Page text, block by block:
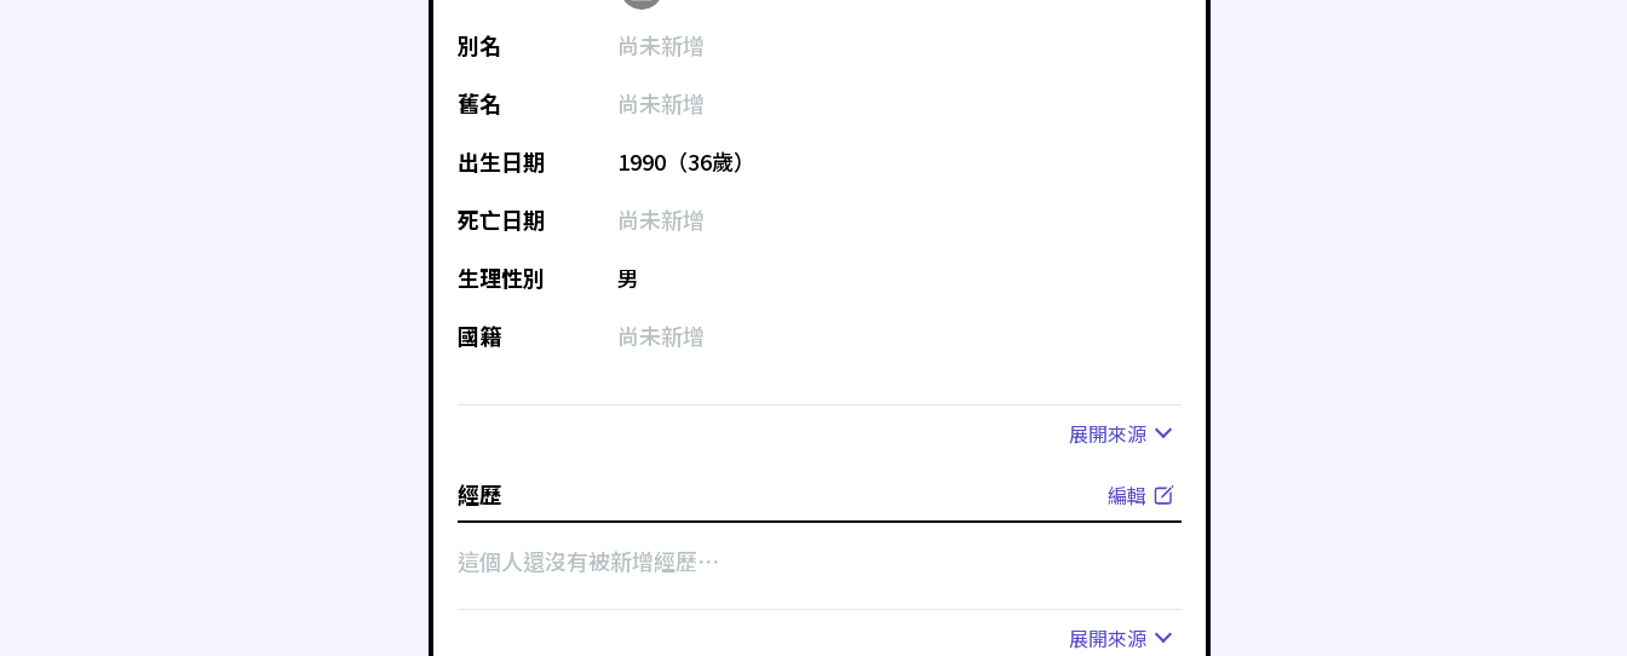
別名
尚未新增
舊名
尚未新增
出生日期
1990（36歲）
死亡日期
尚未新增
生理性別
男
國籍
尚未新增
展開來源
經歷 編輯
這個人還沒有被新增經歷⋯
展開來源